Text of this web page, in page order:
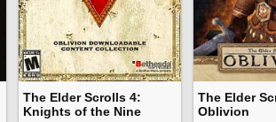
The Elder Scrolls 4:
Knights of the Nine
The Elder
Oblivion